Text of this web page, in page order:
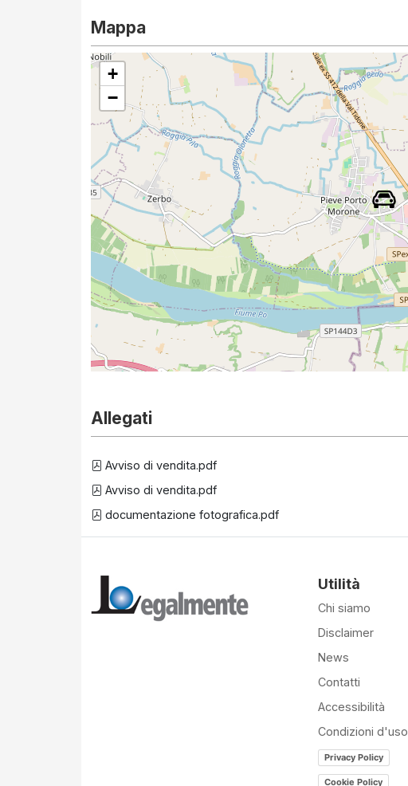
Mappa
+
−
Allegati
Avviso di vendita.pdf
Avviso di vendita.pdf
documentazione fotografica.pdf
Utilità
Chi siamo
Disclaimer
News
Contatti
Accessibilità
Condizioni d'uso
Privacy Policy
Cookie Policy